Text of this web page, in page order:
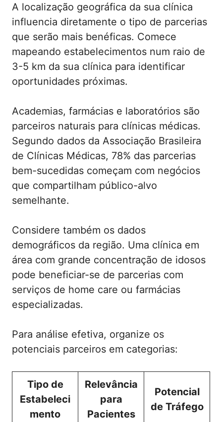
A localização geográfica da sua clínica
influencia diretamente o tipo de parcerias
que serão mais benéficas. Comece
mapeando estabelecimentos num raio de
3-5 km da sua clínica para identificar
oportunidades próximas.
Academias, farmácias e laboratórios são
parceiros naturais para clínicas médicas.
Segundo dados da Associação Brasileira
de Clínicas Médicas, 78% das parcerias
bem-sucedidas começam com negócios
que compartilham público-alvo
semelhante.
Considere também os dados
demográficos da região. Uma clínica em
área com grande concentração de idosos
pode beneficiar-se de parcerias com
serviços de home care ou farmácias
especializadas.
Para análise efetiva, organize os
potenciais parceiros em categorias:
Tipo de
Estabeleci
mento
Relevância
para
Pacientes
Potencial
de Tráfego